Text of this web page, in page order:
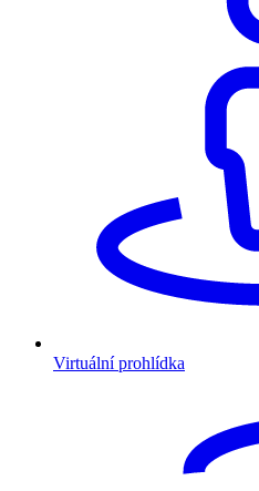
Virtuální prohlídka